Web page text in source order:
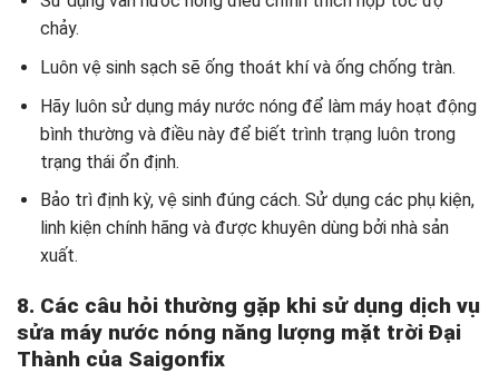
chảy.
Luôn vệ sinh sạch sẽ ống thoát khí và ống chống tràn.
Hãy luôn sử dụng máy nước nóng để làm máy hoạt động
bình thường và điều này để biết trình trạng luôn trong
trạng thái ổn định.
Bảo trì định kỳ, vệ sinh đúng cách. Sử dụng các phụ kiện,
linh kiện chính hãng và được khuyên dùng bởi nhà sản
xuất.
8. Các câu hỏi thường gặp khi sử dụng dịch vụ
sửa máy nước nóng năng lượng mặt trời Đại
Thành của Saigonfix